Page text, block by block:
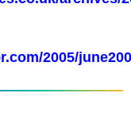
2005/